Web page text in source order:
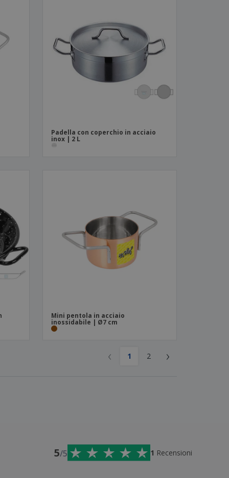
Padella con coperchio in acciaio
inox | 2 L
Mini pentola in acciaio
inossidabile | Ø7 cm
‹ 1 2 ›
5/5 1 Recensioni